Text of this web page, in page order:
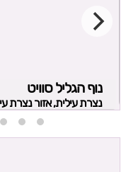
נוף הגליל סוויט
נצרת עילית, אזור נצרת